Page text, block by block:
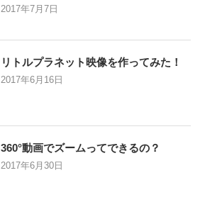
2017年7月7日
リトルプラネット映像を作ってみた！
2017年6月16日
360°動画でズームってできるの？
2017年6月30日